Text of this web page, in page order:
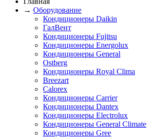
→ Оборудование
Кондиционеры Daikin
ГалВент
Кондиционеры Fujitsu
Кондиционеры Energolux
Кондиционеры General
Ostberg
Кондиционеры Royal Clima
Breezart
Calorex
Кондиционеры Carrier
Кондиционеры Dantex
Кондиционеры Electrolux
Кондиционеры General Climate
Кондиционеры Gree